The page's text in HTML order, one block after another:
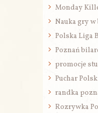
Monday
Nauka gry
Polska Liga
Poznań
promocje
Puchar
randka
Rozrywka